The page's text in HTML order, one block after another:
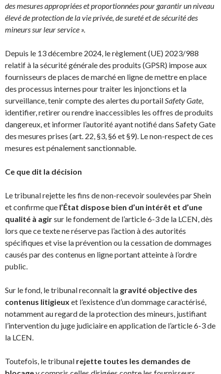
des mesures appropriées et proportionnées pour garantir un niveau
élevé de protection de la vie privée, de sureté et de sécurité des
mineurs sur leur service ».
Depuis le 13 décembre 2024, le règlement (UE) 2023/988
relatif à la sécurité générale des produits (GPSR) impose aux
fournisseurs de places de marché en ligne de mettre en place
des processus internes pour traiter les injonctions et la
surveillance, tenir compte des alertes du portailSafety Gate,
identifier, retirer ou rendre inaccessibles les offres de produits
dangereux, et informer l’autorité ayant notifié dans Safety Gate
des mesures prises (art. 22, §3, §6 et §9). Le non-respect de ces
mesures est pénalement sanctionnable.
Ce que dit la décision
Le tribunal rejette les fins de non-recevoir soulevées par Shein
et confirme que l’État dispose bien d’un intérêt et d’une
qualité à agirsur le fondement de l’article 6-3 de la LCEN, dès
lors que ce texte ne réserve pas l’action à des autorités
spécifiques et vise la prévention ou la cessation de dommages
causés par des contenus en ligne portant atteinte à l’ordre
public.
Sur le fond, le tribunal reconnaît la gravité objective des
contenus litigieux et l’existence d’un dommage caractérisé,
notamment au regard de la protection des mineurs, justifiant
l’intervention du juge judiciaire en application de l’article 6-3 de
la LCEN.
Toutefois, le tribunal rejette toutes les demandes de